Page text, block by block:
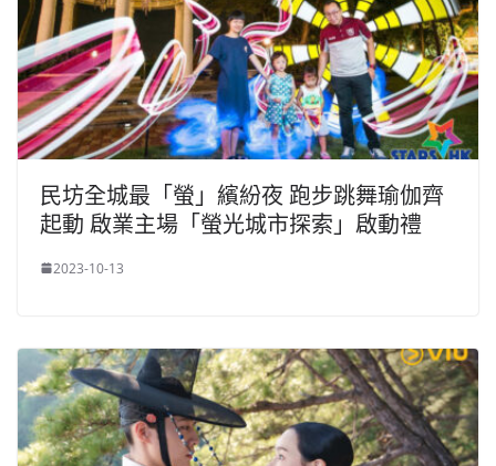
民坊全城最「螢」繽紛夜 跑步跳舞瑜伽齊
起動 啟業主場「螢光城市探索」啟動禮
2023-10-13